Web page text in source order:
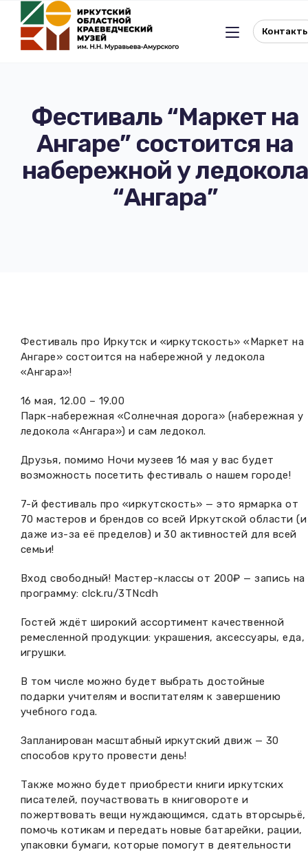
Льготное посещение музея
История музея
Независимая оценка
Научные издания
Новости
Фонды и коллекции
Дирекция
Отдел истории
Музей В.Г. Распутина
Научно-фондовый отдел
Мемориальный дом А.М. Тюрюмина
Повышение квалификации
Передвижные выставки
Отчетность
Профессиональные мероприятия
Фестиваль “Маркет на
Ангаре” состоится на
набережной у ледокола
“Ангара”
Фестиваль про Иркутск и «иркутскость» «Маркет на
Ангаре» состоится на набережной у ледокола
«Ангара»!
16 мая, 12.00 – 19.00
Парк-набережная «Солнечная дорога» (набережная у
ледокола «Ангара») и сам ледокол.
Друзья, помимо Ночи музеев 16 мая у вас будет
возможность посетить фестиваль о нашем городе!
7-й фестиваль про «иркутскость» — это ярмарка от
70 мастеров и брендов со всей Иркутской области (и
даже из-за её пределов) и 30 активностей для всей
семьи!
Вход свободный! Мастер-классы от 200₽ — запись на
программу:clck.ru/3TNcdh
Гостей ждёт широкий ассортимент качественной
ремесленной продукции: украшения, аксессуары, еда,
игрушки.
В том числе можно будет выбрать достойные
подарки учителям и воспитателям к завершению
учебного года.
Запланирован масштабный иркутский движ — 30
способов круто провести день!
Также можно будет приобрести книги иркутских
писателей, поучаствовать в книговороте и
пожертвовать вещи нуждающимся, сдать вторсырьё,
помочь котикам и передать новые батарейки, рации,
упаковки бумаги, которые помогут в деятельности